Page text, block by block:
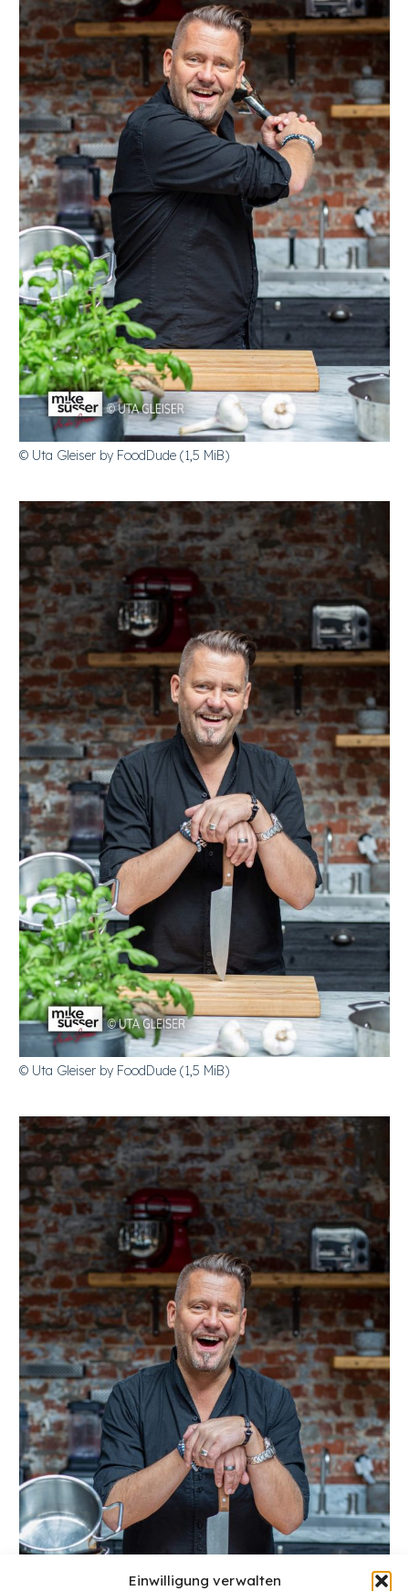
Einwilligung verwalten
© Uta Gleiser by FoodDude (1,5 MiB)
© Uta Gleiser by FoodDude (1,5 MiB)